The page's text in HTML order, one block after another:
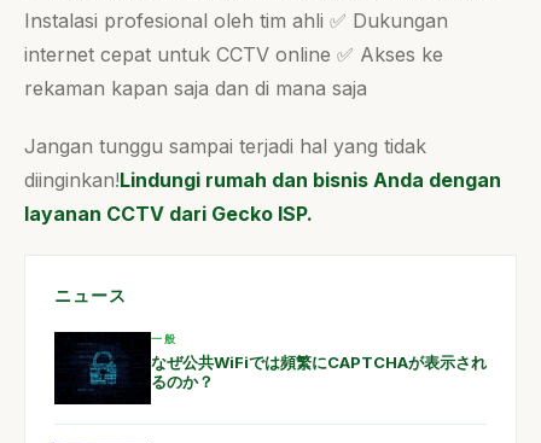
Instalasi profesional oleh tim ahli ✅ Dukungan
internet cepat untuk CCTV online ✅ Akses ke
rekaman kapan saja dan di mana saja
Jangan tunggu sampai terjadi hal yang tidak
diinginkan!Lindungi rumah dan bisnis Anda dengan
layanan CCTV dari Gecko ISP.
ニュース
一般
なぜ公共WiFiでは頻繁にCAPTCHAが表示され
るのか？